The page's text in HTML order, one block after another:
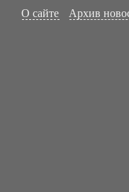
О сайте Архив